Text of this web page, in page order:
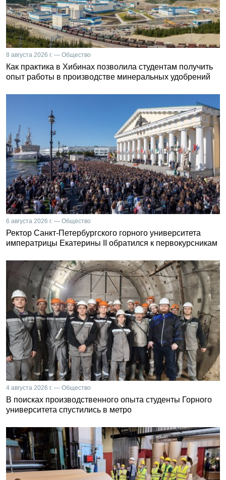
8 августа 2026 г. — Общество
Как практика в Хибинах позволила студентам получить
опыт работы в производстве минеральных удобрений
6 августа 2026 г. — Общество
Ректор Санкт-Петербургского горного университета
императрицы Екатерины II обратился к первокурсникам
4 августа 2026 г. — Общество
В поисках производственного опыта студенты Горного
университета спустились в метро